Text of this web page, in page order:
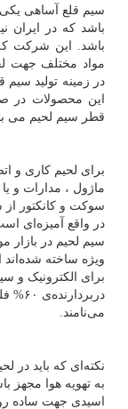
سیم قلع آساهی
باشد که در ایران
باشد. این شرکت که
مواد مختلف جهت
در زمینه تولید سیم
این محصولات در
قطر سیم لحیم می
برای لحیم کاری و
ماژول ، مدارات و
سوکت و کانکتور
در واقع آمیزه‌ای
سیم لحیم در بازار
ویژه ساخته شده‌اند
برای الکترونیک و
دربردارنده‌ی ۶۰%
می‌نامند.
نکته‌ای که باید در
به تهویه هوا مجهز
اسیدی جهت ساده